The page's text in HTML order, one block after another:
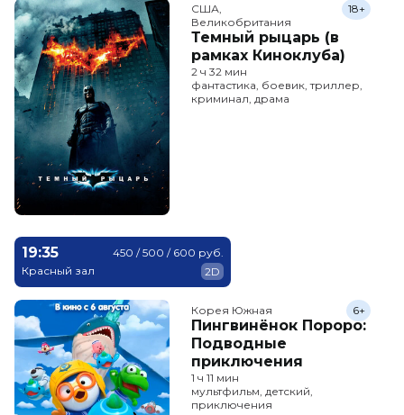
США,
Великобритания
Темный рыцарь (в
рамках Киноклуба)
18+
2 ч 32 мин
фантастика, боевик, триллер,
криминал, драма
19:35
Красный зал
450 / 500 / 600 руб.
2D
Корея Южная
Пингвинёнок Пороро:
Подводные
приключения
6+
1 ч 11 мин
мультфильм, детский,
приключения